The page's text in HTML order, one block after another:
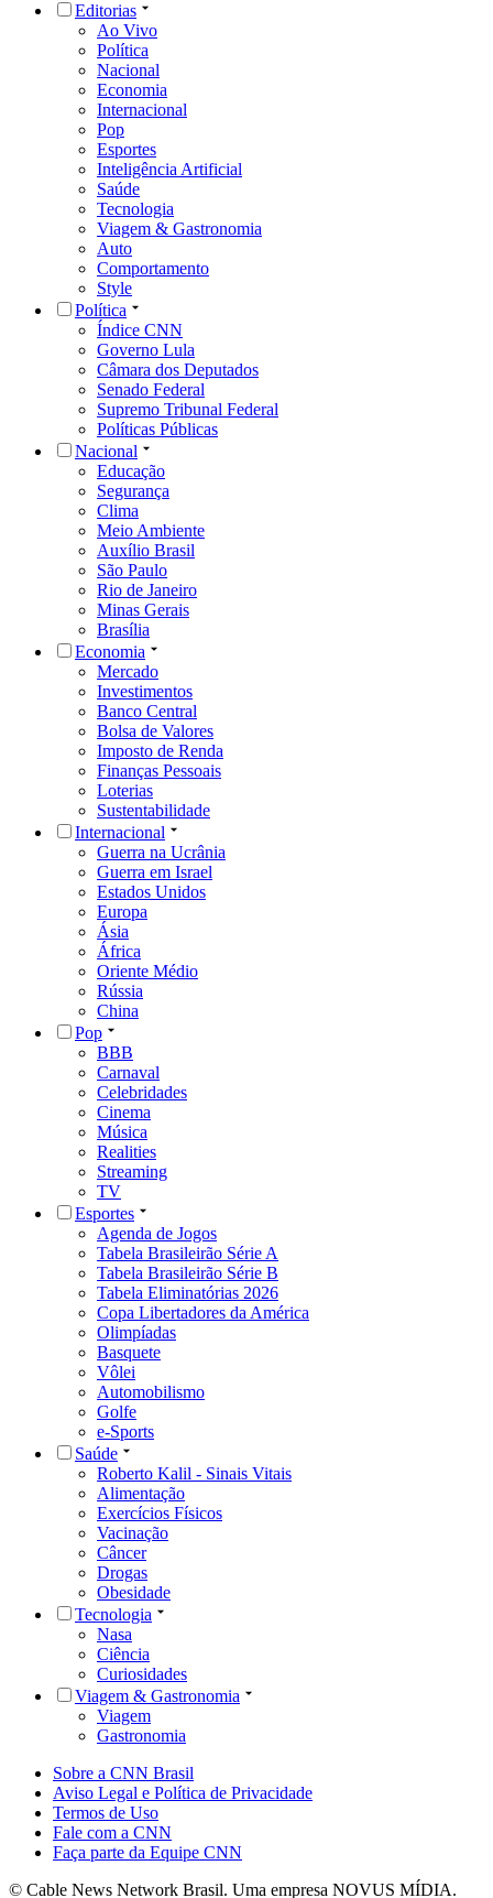
Editorias
Ao Vivo
Política
Nacional
Economia
Internacional
Pop
Esportes
Inteligência Artificial
Saúde
Tecnologia
Viagem & Gastronomia
Auto
Comportamento
Style
Política
Índice CNN
Governo Lula
Câmara dos Deputados
Senado Federal
Supremo Tribunal Federal
Políticas Públicas
Nacional
Educação
Segurança
Clima
Meio Ambiente
Auxílio Brasil
São Paulo
Rio de Janeiro
Minas Gerais
Brasília
Economia
Mercado
Investimentos
Banco Central
Bolsa de Valores
Imposto de Renda
Finanças Pessoais
Loterias
Sustentabilidade
Internacional
Guerra na Ucrânia
Guerra em Israel
Estados Unidos
Europa
Ásia
África
Oriente Médio
Rússia
China
Pop
BBB
Carnaval
Celebridades
Cinema
Música
Realities
Streaming
TV
Esportes
Agenda de Jogos
Tabela Brasileirão Série A
Tabela Brasileirão Série B
Tabela Eliminatórias 2026
Copa Libertadores da América
Olimpíadas
Basquete
Vôlei
Automobilismo
Golfe
e-Sports
Saúde
Roberto Kalil - Sinais Vitais
Alimentação
Exercícios Físicos
Vacinação
Câncer
Drogas
Obesidade
Tecnologia
Nasa
Ciência
Curiosidades
Viagem & Gastronomia
Viagem
Gastronomia
Sobre a CNN Brasil
Aviso Legal e Política de Privacidade
Termos de Uso
Fale com a CNN
Faça parte da Equipe CNN
© Cable News Network Brasil. Uma empresa NOVUS MÍDIA.